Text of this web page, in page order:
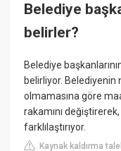
Belediye
belirler?
Belediye
belirliyor.
olmamasına göre
rakamını
farklılaştırıyor.
Kaynak kaldırma